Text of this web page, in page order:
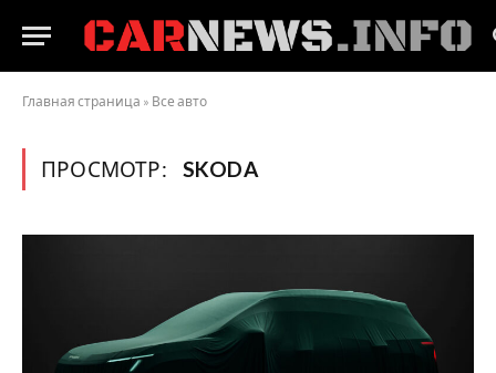
Главная страница » Все авто
ПРОСМОТР: SKODA